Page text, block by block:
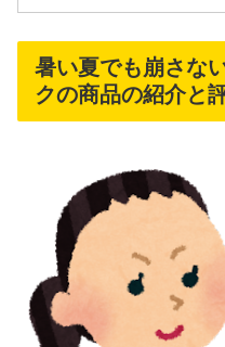
暑い夏でも崩さな
クの商品の紹介と